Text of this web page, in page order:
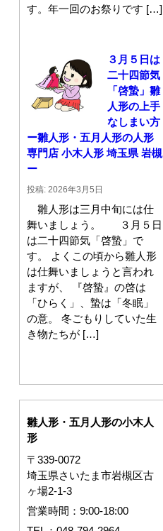
す。年一回のお祭りです […]
３月５日は
二十四節気
「啓蟄」雛
人形の上手
なしまい方
ー雛人形・五月人形の人形
専門店 小木人形 埼玉県 岩槻
ー
投稿: 2026年3月5日
雛人形は三月中旬には仕
舞いましょう。 ３月５日
は二十四節気「啓蟄」で
す。 よくこの頃から雛人形
は仕舞いましょうと言われ
ますが、 『啓蟄』の啓は
「ひらく」、蟄は「冬眠」
の意。 冬ごもりしていた生
き物たちが […]
雛人形・五月人形の小木人
形
〒339-0072
埼玉県さいたま市岩槻区古
ヶ場2-1-3
営業時間：9:00-18:00